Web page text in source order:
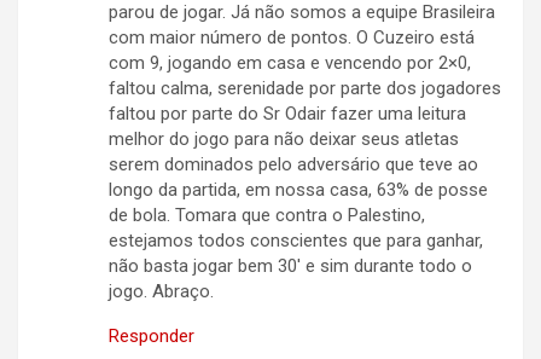
parou de jogar. Já não somos a equipe Brasileira
com maior número de pontos. O Cuzeiro está
com 9, jogando em casa e vencendo por 2×0,
faltou calma, serenidade por parte dos jogadores
faltou por parte do Sr Odair fazer uma leitura
melhor do jogo para não deixar seus atletas
serem dominados pelo adversário que teve ao
longo da partida, em nossa casa, 63% de posse
de bola. Tomara que contra o Palestino,
estejamos todos conscientes que para ganhar,
não basta jogar bem 30′ e sim durante todo o
jogo. Abraço.
Responder